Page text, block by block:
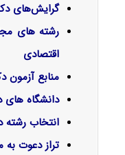
گرایش‌های
رشته های
اقتصادی
منابع آزمون
دانشگاه های
انتخاب رشته
تراز دعوت